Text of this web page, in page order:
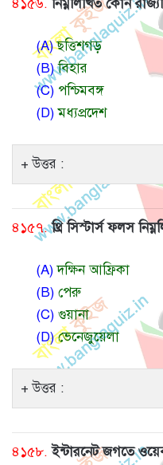
৪১৫৬. নিম্নলিখিত কোন
(A)ছত্তিশগড়
(B)বিহার
(C) পশ্চিমবঙ্গ
(D)মধ্যপ্রদেশ
উত্তর :
৪১৫৭. থ্রি সিস্টার্স ফলস
(A)দক্ষিন আফ্রিকা
(B) পেরু
(C) গুয়ানা
(D)ভেনেজুয়েলা
উত্তর :
৪১৫৮. ইন্টারনেট জগতে